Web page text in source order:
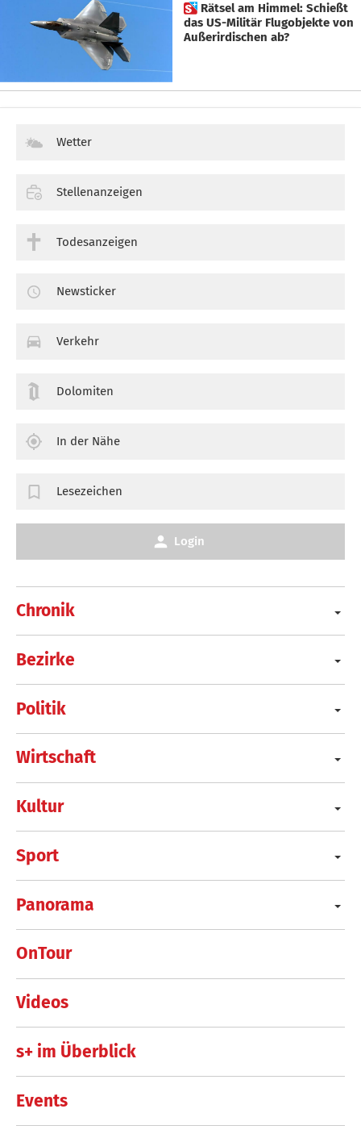
 Rätsel am Himmel: Schießt
das US-Militär Flugobjekte von
Außerirdischen ab?
Chronik
Bezirke
Politik
Wirtschaft
Kultur
Sport
Panorama
OnTour
Videos
s+ im Überblick
Events
Wetter
Stellenanzeigen
Todesanzeigen
Newsticker
Verkehr
Dolomiten
In der Nähe
Lesezeichen
Login